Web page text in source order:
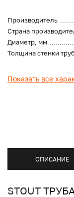
Производитель
Страна
Диаметр, мм
Толщина стенки
Показать все
ОПИСАНИЕ
STOUT